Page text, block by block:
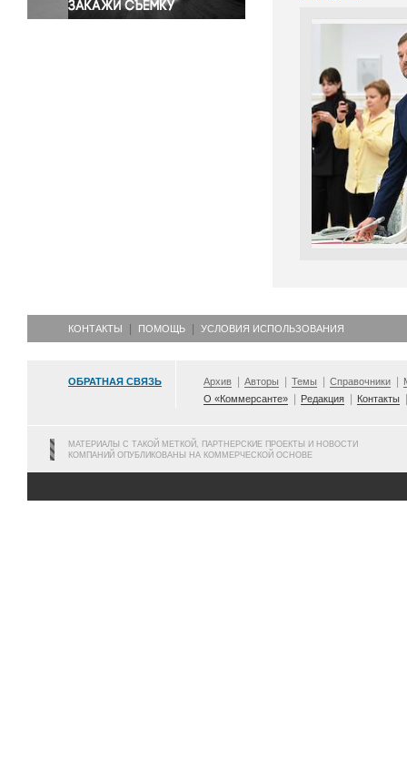
КОНТАКТЫ ПОМОЩЬ УСЛОВИЯ ИСПОЛЬЗОВАНИЯ
ОБРАТНАЯ СВЯЗЬ Архив Авторы Темы Справочники
О «Коммерсанте»
Редакция Контакты
МАТЕРИАЛЫ С ТАКОЙ МЕТКОЙ, ПАРТНЕРСКИЕ ПРОЕКТЫ И НОВОСТИ
КОМПАНИЙ ОПУБЛИКОВАНЫ НА КОММЕРЧЕСКОЙ ОСНОВЕ